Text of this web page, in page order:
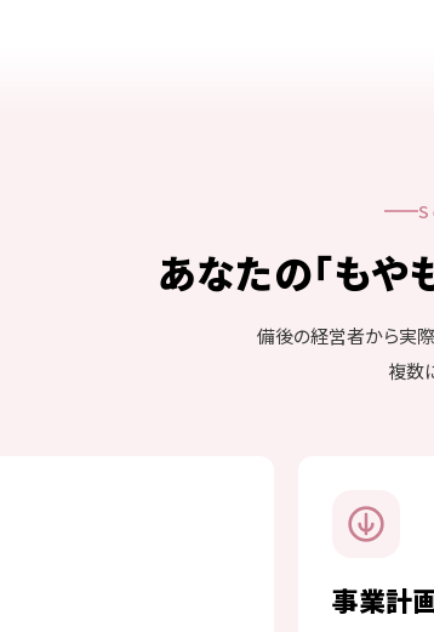
あなたの「もやも
備後の経営者から実際
複数
事業計